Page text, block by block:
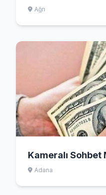
Uygun Dijital
Ağrı
Kameralı Sohbet
Adana